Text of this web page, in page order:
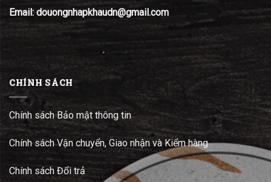
Email: douongnhapkhaudn@gmail.com
CHÍNH SÁCH
Chính sách Bảo mật thông tin
Chính sách Vận chuyển, Giao nhận và Kiểm hàng
Chính sách Đổi trả